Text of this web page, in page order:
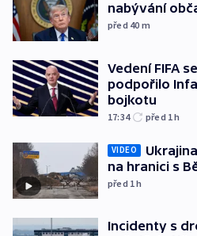
nabývání
před 40 m
Vedení FIFA
podpořilo
bojkotu
17:34 před 1h
VIDEO
na hranici s
před 1h
Incidenty s